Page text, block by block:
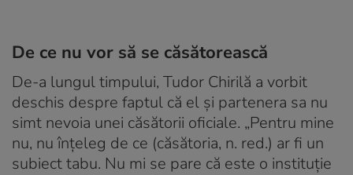
De ce nu vor să se căsătorească
De-a lungul timpului, Tudor Chirilă a vorbit
deschis despre faptul că el și partenera sa nu
simt nevoia unei căsătorii oficiale. „Pentru mine
nu, nu înțeleg de ce (căsătoria, n. red.) ar fi un
subiect tabu. Nu mi se pare că este o instituție